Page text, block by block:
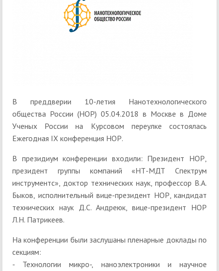
В преддверии 10-летия Нанотехнологического
общества России (НОР) 05.04.2018 в Москве в Доме
Ученых России на Курсовом переулке состоялась
Ежегодная IX конференция НОР.
В президиум конференции входили: Президент НОР,
президент группы компаний «НТ-МДТ Спектрум
инструментс», доктор технических наук, профессор В.А.
Быков, исполнительный вице-президент НОР, кандидат
технических наук Д.C. Андреюк, вице-президент НОР
Л.Н. Патрикеев.
На конференции были заслушаны пленарные доклады по
секциям:
- Технологии микро-, наноэлектроники и научное